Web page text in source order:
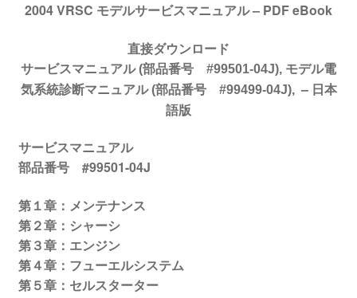
04J
2004 VRSC モデルサービスマニュアル – PDF eBook
直接ダウンロード
サービスマニュアル (部品番号 #99501-04J), モデル電
気系統診断マニュアル (部品番号 #99499-04J), – 日本
語版
サービスマニュアル
部品番号 #99501-04J
第１章：メンテナンス
第２章：シャーシ
第３章：エンジン
第４章：フューエルシステム
第５章：セルスターター